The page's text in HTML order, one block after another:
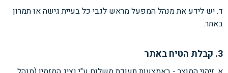
ד. יש לידע את מנהל המפעל מראש לגבי כל בעיית גישה או תמרון
באתר.
3. קבלת הטיח באתר